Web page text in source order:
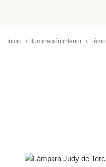
Inicio Iluminación interior